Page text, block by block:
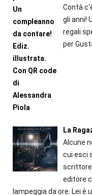
Contà
gli anni!
regali
per
La
Alcune
cui esci
scrittore
editore
lampeggia da ore. Lei è